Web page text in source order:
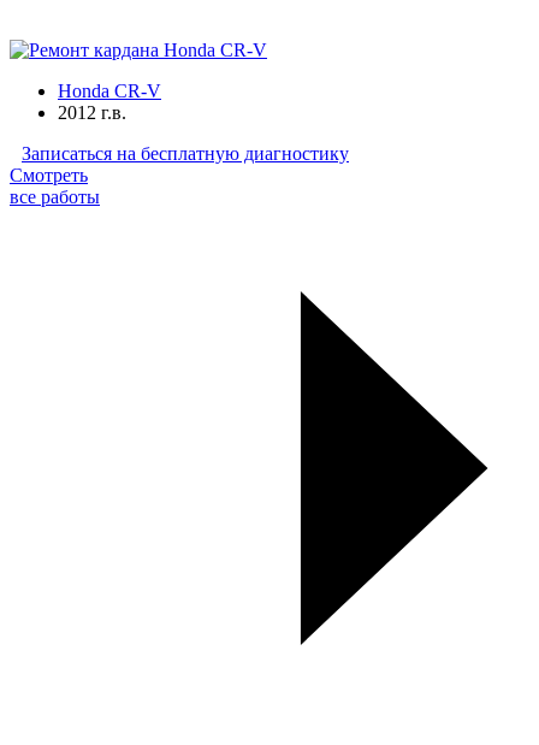
Honda CR-V
2012 г.в.
Записаться на бесплатную диагностику
Смотреть
все работы